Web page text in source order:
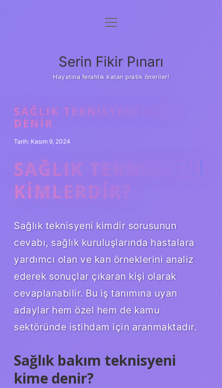
Gizlilik Politikası
Yasal Uyarı
menüyü
Serin Fikir Pınarı
Hayatına ferahlık katan pratik öneriler!
SAĞLIK TEKNISYENI KIME
DENIR
Tarih: Kasım 9, 2024
SAĞLIK TEKNISYENI
KIMLERDIR?
Sağlık teknisyeni kimdir sorusunun
cevabı, sağlık kuruluşlarında hastalara
yardımcı olan ve kan örneklerini analiz
ederek sonuçlar çıkaran kişi olarak
cevaplanabilir. Bu iş tanımına uyan
adaylar hem özel hem de kamu
sektöründe istihdam için aranmaktadır.
Sağlık bakım teknisyeni
kime denir?